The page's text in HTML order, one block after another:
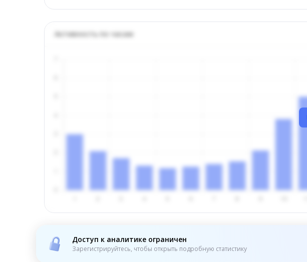
Активность по часам
Доступ к аналитике ограничен
Зарегистрируйтесь, чтобы открыть подробную статистику